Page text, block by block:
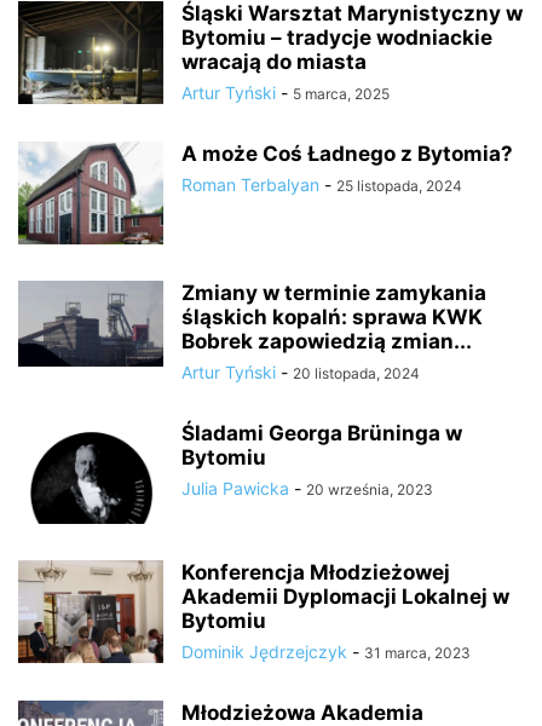
Śląski Warsztat Marynistyczny w
Bytomiu – tradycje wodniackie
wracają do miasta
Artur Tyński - 5 marca, 2025
A może Coś Ładnego z Bytomia?
Roman Terbalyan - 25 listopada, 2024
Zmiany w terminie zamykania
śląskich kopalń: sprawa KWK
Bobrek zapowiedzią zmian...
Artur Tyński - 20 listopada, 2024
Śladami Georga Brüninga w
Bytomiu
Julia Pawicka - 20 września, 2023
Konferencja Młodzieżowej
Akademii Dyplomacji Lokalnej w
Bytomiu
Dominik Jędrzejczyk - 31 marca, 2023
Młodzieżowa Akademia